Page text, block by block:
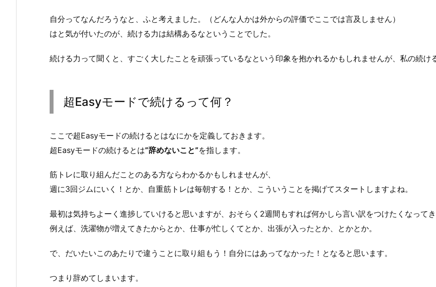
自分ってなんだろうなと、ふと考えました。（どんな人かは外からの評価でここでは言及しません）
はと気が付いたのが、続ける力は結構あるなということでした。
続ける力って聞くと、すごく大したことを頑張っているなという印象を抱かれるかもしれませんが、私の続け
超Easyモードで続けるって何？
ここで超Easyモードの続けるとはなにかを定義しておきます。
超Easyモードの続けるとは”辞めないこと”を指します。
筋トレに取り組んだことのある方ならわかるかもしれませんが、
週に3回ジムにいく！とか、自重筋トレは毎朝する！とか、こういうことを掲げてスタートしますよね。
最初は気持ちよーく進捗していけると思いますが、おそらく2週間もすれば何かしら言い訳をつけたくなってき
例えば、洗濯物が増えてきたからとか、仕事が忙しくてとか、出張が入ったとか、とかとか。
で、だいたいこのあたりで違うことに取り組もう！自分にはあってなかった！となると思います。
つまり辞めてしまいます。